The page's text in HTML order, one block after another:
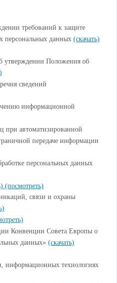
требований к защите
персональных данных (скачать)
утверждении Положения об
сведений
информационной
при автоматизированной
передаче информации
персональных данных
(посмотреть)
связи и охраны
Конвенции Совета Европы о
данных» (скачать)
информационных технологиях